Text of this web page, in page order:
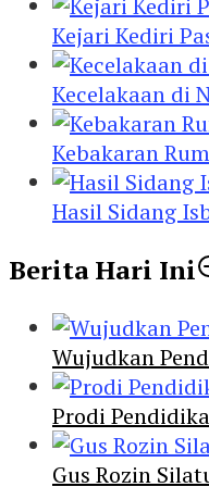
Kejari Kediri
Kecelakaan di
Kebakaran
Hasil Sidang
Berita Hari Ini
Wujudkan
Prodi
Gus Rozin